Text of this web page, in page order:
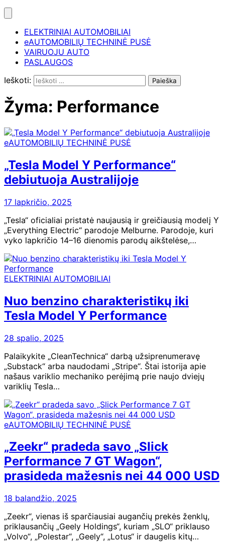
ELEKTRINIAI AUTOMOBILIAI
eAUTOMOBILIŲ TECHNINĖ PUSĖ
VAIRUOJU AUTO
PASLAUGOS
Ieškoti:
Žyma: Performance
eAUTOMOBILIŲ TECHNINĖ PUSĖ
„Tesla Model Y Performance“
debiutuoja Australijoje
17 lapkričio, 2025
„Tesla“ oficialiai pristatė naujausią ir greičiausią modelį Y
„Everything Electric“ parodoje Melburne. Parodoje, kuri
vyko lapkričio 14–16 dienomis parodų aikštelėse,…
ELEKTRINIAI AUTOMOBILIAI
Nuo benzino charakteristikų iki
Tesla Model Y Performance
28 spalio, 2025
Palaikykite „CleanTechnica“ darbą užsiprenumeravę
„Substack“ arba naudodami „Stripe“. Štai istorija apie
našaus variklio mechaniko perėjimą prie naujo dviejų
variklių Tesla…
eAUTOMOBILIŲ TECHNINĖ PUSĖ
„Zeekr“ pradeda savo „Slick
Performance 7 GT Wagon“,
prasideda mažesnis nei 44 000 USD
18 balandžio, 2025
„Zeekr“, vienas iš sparčiausiai augančių prekės ženklų,
priklausančių „Geely Holdings“, kuriam „SLO“ priklauso
„Volvo“, „Polestar“, „Geely“, „Lotus“ ir daugelis kitų…